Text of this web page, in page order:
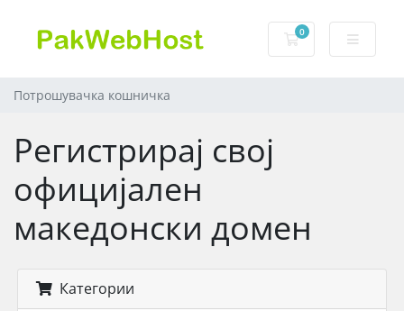
0
Потрошувачка
Потрошувачка кошничка
Регистрирај свој
официјален
македонски домен
Категории